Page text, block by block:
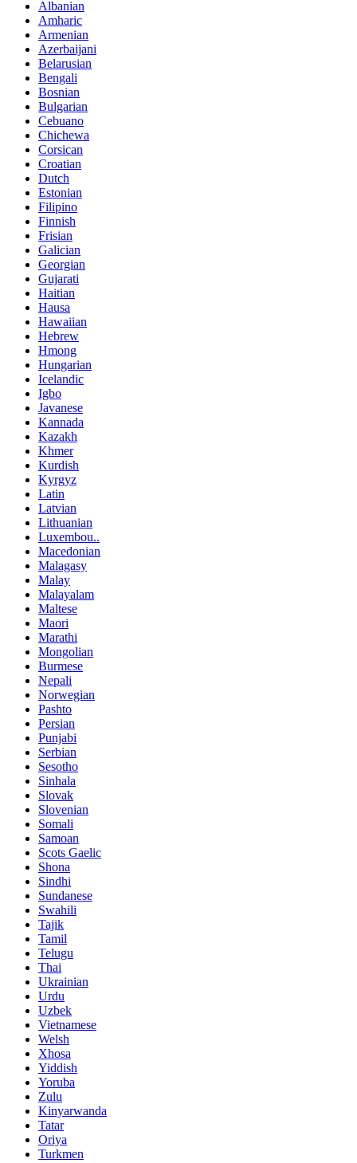
Albanian
Amharic
Armenian
Azerbaijani
Belarusian
Bengali
Bosnian
Bulgarian
Cebuano
Chichewa
Corsican
Croatian
Dutch
Estonian
Filipino
Finnish
Frisian
Galician
Georgian
Gujarati
Haitian
Hausa
Hawaiian
Hebrew
Hmong
Hungarian
Icelandic
Igbo
Javanese
Kannada
Kazakh
Khmer
Kurdish
Kyrgyz
Latin
Latvian
Lithuanian
Luxembou..
Macedonian
Malagasy
Malay
Malayalam
Maltese
Maori
Marathi
Mongolian
Burmese
Nepali
Norwegian
Pashto
Persian
Punjabi
Serbian
Sesotho
Sinhala
Slovak
Slovenian
Somali
Samoan
Scots Gaelic
Shona
Sindhi
Sundanese
Swahili
Tajik
Tamil
Telugu
Thai
Ukrainian
Urdu
Uzbek
Vietnamese
Welsh
Xhosa
Yiddish
Yoruba
Zulu
Kinyarwanda
Tatar
Oriya
Turkmen